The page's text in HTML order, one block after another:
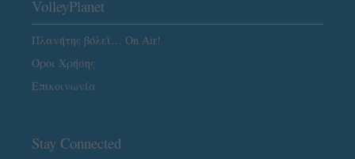
VolleyPlanet
Πλανήτης βόλεϊ… On Air!
Όροι Χρήσης
Επικοινωνία
Stay Connected